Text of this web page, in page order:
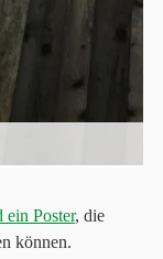
ein Poster, die
können.